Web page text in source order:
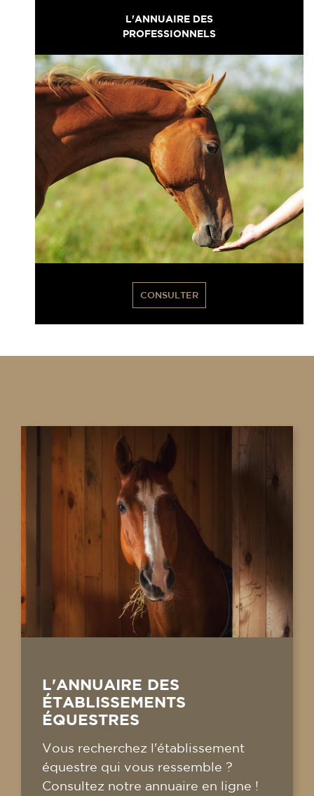
L'ANNUAIRE DES
PROFESSIONNELS
CONSULTER
L'ANNUAIRE DES
ÉTABLISSEMENTS
ÉQUESTRES
Vous recherchez l'établissement
équestre qui vous ressemble ?
Consultez notre annuaire en ligne !